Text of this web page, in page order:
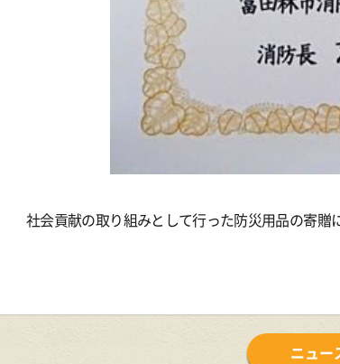
社会貢献の取り組みとして行った防災用品の寄
ニュー